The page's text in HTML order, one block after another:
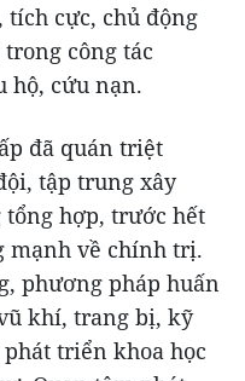
cực, chủ động
công tác
hộ, cứu nạn.
đã quán triệt
tập trung xây
hợp, trước hết
mạnh về chính trị.
phương pháp huấn
khí, trang bị, kỹ
triển khoa học